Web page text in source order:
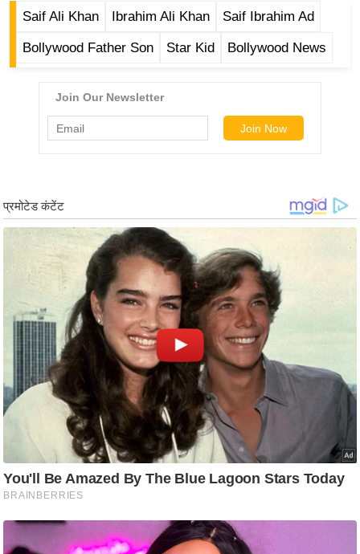
न
ड
हॉ
वु
फि
ल्म
स
मी
क्षा
e
a
k
i
n
Saif Ali Khan Ibrahim Ali Khan Saif Ibrahim Ad
Bollywood Father Son Star Kid Bollywood News